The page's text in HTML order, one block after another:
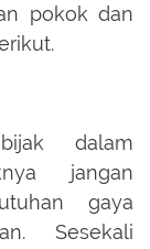
pokok dan
dalam
jangan
gaya
Sesekali